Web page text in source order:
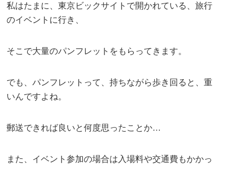
私はたまに、東京ビックサイトで開かれている、旅行
のイベントに行き、
そこで大量のパンフレットをもらってきます。
でも、パンフレットって、持ちながら歩き回ると、重
いんですよね。
郵送できれば良いと何度思ったことか…
また、イベント参加の場合は入場料や交通費もかかっ